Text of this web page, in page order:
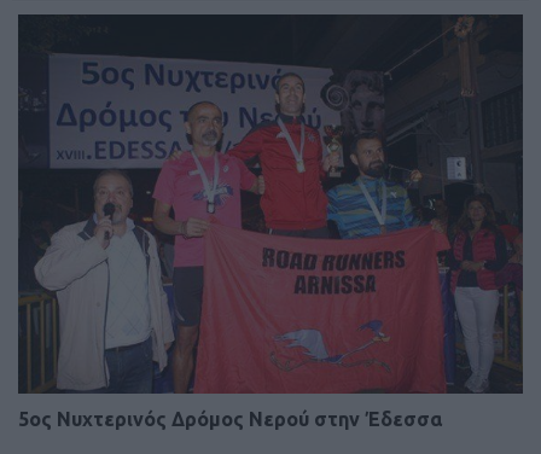
5ος Νυχτερινός Δρόμος Νερού στην Έδεσσα